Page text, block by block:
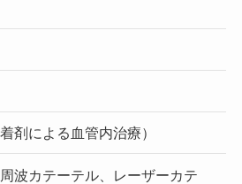
剤による血管内治療）
波カテーテル、レーザーカテ